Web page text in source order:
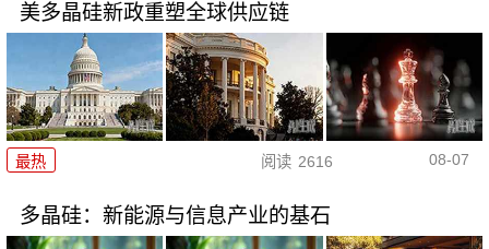
美多晶硅新政重塑全球供应链
最热 阅读 2616 08-07
多晶硅：新能源与信息产业的基石